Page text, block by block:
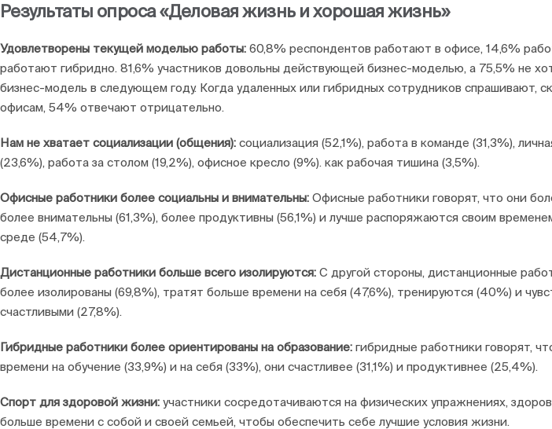
Результаты опроса «Деловая жизнь и хорошая жизнь»
Удовлетворены текущей моделью работы: 60,8% респондентов работают в офисе, 14,6%
работают гибридно. 81,6% участников довольны действующей бизнес-моделью, а 75,5% не
бизнес-модель в следующем году. Когда удаленных или гибридных сотрудников спрашивают,
офисам, 54% отвечают отрицательно.
Нам не хватает социализации (общения): социализация (52,1%), работа в команде (31,3%),
(23,6%), работа за столом (19,2%), офисное кресло (9%). как рабочая тишина (3,5%).
Офисные работники более социальны и внимательны: Офисные работники говорят, что они
более внимательны (61,3%), более продуктивны (56,1%) и лучше распоряжаются своим
среде (54,7%).
Дистанционные работники больше всего изолируются: С другой стороны, дистанционные
более изолированы (69,8%), тратят больше времени на себя (47,6%), тренируются (40%) и
счастливыми (27,8%).
Гибридные работники более ориентированы на образование: гибридные работники говорят,
времени на обучение (33,9%) и на себя (33%), они счастливее (31,1%) и продуктивнее (25,4%).
Спорт для здоровой жизни: участники сосредотачиваются на физических упражнениях,
больше времени с собой и своей семьей, чтобы обеспечить себе лучшие условия жизни.